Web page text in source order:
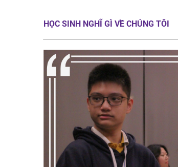
HỌC SINH NGHĨ GÌ VỀ CHÚNG TÔI